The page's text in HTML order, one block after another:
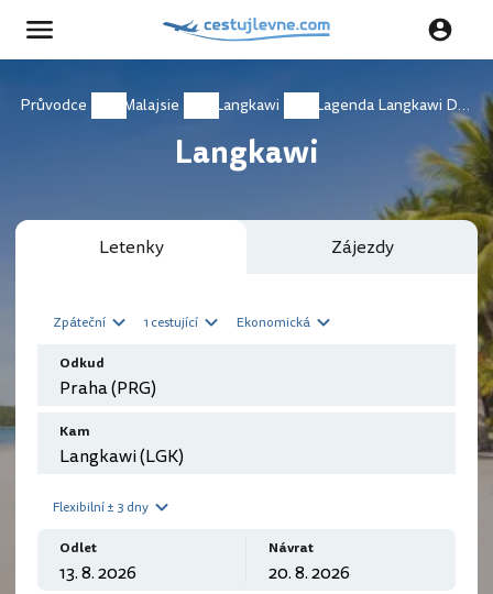
Průvodce Malajsie Langkawi Lagenda Langkawi Dalam Taman
Langkawi
Letenky Zájezdy
Zpáteční 1 cestující Ekonomická
Odkud
Kam
Flexibilní ± 3 dny
Odlet Návrat